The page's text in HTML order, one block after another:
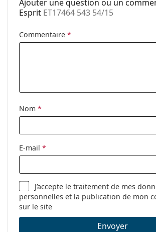
nez ajustables:
Non
Accessoires
Autres
Sexe:
Marque:
Ajouter une question ou un
Esprit ET17464 543 54/15
Commentaire *
Nom *
E-mail *
J’accepte letraitement de mes
personnelles et la publication de mon
sur le site
Envoyer